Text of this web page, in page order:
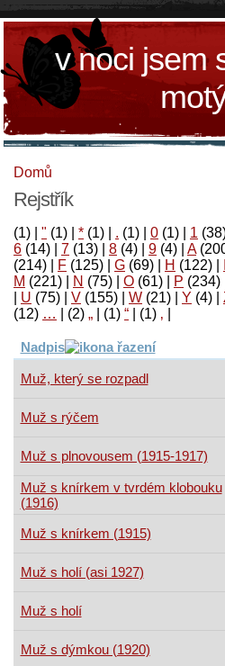
v noci jsem
Domů
Rejstřík
(1) " (1) * (1) . (1) 0 (1) 1
6 (14) 7 (13) 8 (4) 9 (4) A
(214)
F (125) G (69) H (122)
M (221) N (75) O (61) P (234)
U (75) V (155) W (21) Y (4)
‚
(1)
“
(1)
„
(2)
…
(12)
Nadpis
Muž, který se rozpadl
Muž s rýčem
Muž s plnovousem (1915-1917)
Muž s knírkem v tvrdém klobouku
(1916)
Muž s knírkem (1915)
Muž s holí (asi 1927)
Muž s holí
Muž s dýmkou (1920)